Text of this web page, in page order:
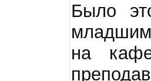
Было
на